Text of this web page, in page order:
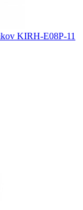
KIRH-E08P-11